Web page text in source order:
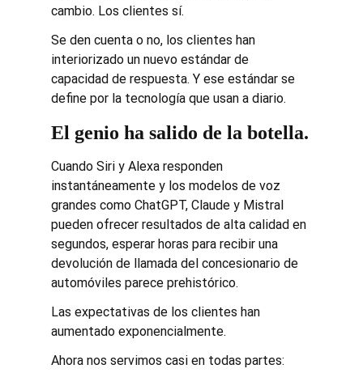
cambio. Los clientes sí.
Se den cuenta o no, los clientes han
interiorizado un nuevo estándar de
capacidad de respuesta. Y ese estándar se
define por la tecnología que usan a diario.
El genio ha salido de la botella.
Cuando Siri y Alexa responden
instantáneamente y los modelos de voz
grandes como ChatGPT, Claude y Mistral
pueden ofrecer resultados de alta calidad en
segundos, esperar horas para recibir una
devolución de llamada del concesionario de
automóviles parece prehistórico.
Las expectativas de los clientes han
aumentado exponencialmente.
Ahora nos servimos casi en todas partes: